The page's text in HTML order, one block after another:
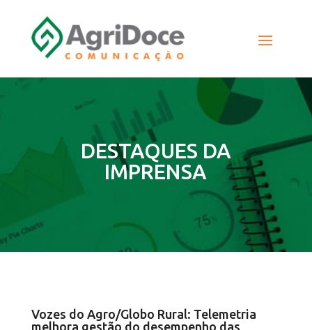
DESTAQUES DA
IMPRENSA
Vozes do Agro/Globo Rural: Telemetria
melhora gestão do desempenho das